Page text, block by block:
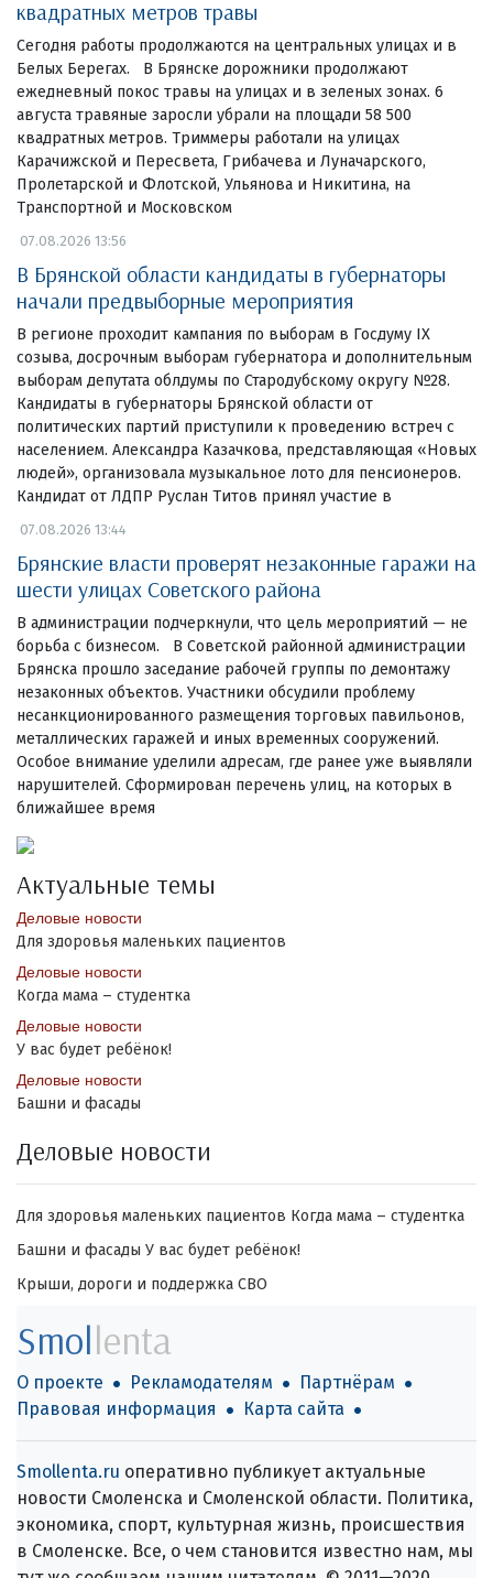
квадратных метров травы
Сегодня работы продолжаются на центральных улицах и в
Белых Берегах. В Брянске дорожники продолжают
ежедневный покос травы на улицах и в зеленых зонах. 6
августа травяные заросли убрали на площади 58 500
квадратных метров. Триммеры работали на улицах
Карачижской и Пересвета, Грибачева и Луначарского,
Пролетарской и Флотской, Ульянова и Никитина, на
Транспортной и Московском
07.08.2026 13:56
В Брянской области кандидаты в губернаторы
начали предвыборные мероприятия
В регионе проходит кампания по выборам в Госдуму IX
созыва, досрочным выборам губернатора и дополнительным
выборам депутата облдумы по Стародубскому округу №28.
Кандидаты в губернаторы Брянской области от
политических партий приступили к проведению встреч с
населением. Александра Казачкова, представляющая «Новых
людей», организовала музыкальное лото для пенсионеров.
Кандидат от ЛДПР Руслан Титов принял участие в
07.08.2026 13:44
Брянские власти проверят незаконные гаражи на
шести улицах Советского района
В администрации подчеркнули, что цель мероприятий — не
борьба с бизнесом. В Советской районной администрации
Брянска прошло заседание рабочей группы по демонтажу
незаконных объектов. Участники обсудили проблему
несанкционированного размещения торговых павильонов,
металлических гаражей и иных временных сооружений.
Особое внимание уделили адресам, где ранее уже выявляли
нарушителей. Сформирован перечень улиц, на которых в
ближайшее время
Актуальные темы
Деловые новости
Для здоровья маленьких пациентов
Деловые новости
Когда мама – студентка
Деловые новости
У вас будет ребёнок!
Деловые новости
Башни и фасады
Деловые новости
Для здоровья маленьких пациентов Когда мама – студентка
Башни и фасады У вас будет ребёнок!
Крыши, дороги и поддержка СВО
Smollenta
О проекте Рекламодателям
Партнёрам
Правовая информация
Карта сайта
Smollenta.ru оперативно публикует актуальные
новости Смоленска и Смоленской области. Политика,
экономика, спорт, культурная жизнь, происшествия
в Смоленске. Все, о чем становится известно нам, мы